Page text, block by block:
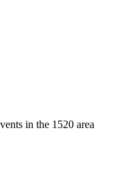
in the 1520 area